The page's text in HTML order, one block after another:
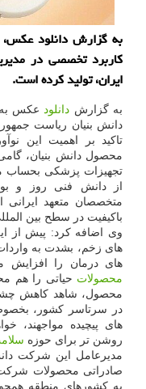
به گزارش دانلود عکس،
کاربرد تخصصی در
ایران، تولید کرده است.
به گزارش دانلود عکس به
دانش بنیان ریاست
تاکید بر اهمیت این
محصول دانش بنیان،
تجهیزات پزشکی بحساب
از دانش فنی روز و
متخصصان متعهد
باکیفیت در سطح بین
وی اضافه کرد: پیش از
های زخم، بشدت به واردات
های درمان را افزایش
محصولات حیاتی را هم
محصول، شاهد کاهش چشم
در سرتاسر کشور،
های پیچیده مواجهند،
روشن تر برای حوزه
مدیرعامل این شرکت
صادراتی محصولات شرکت
به کشورهای منطقه